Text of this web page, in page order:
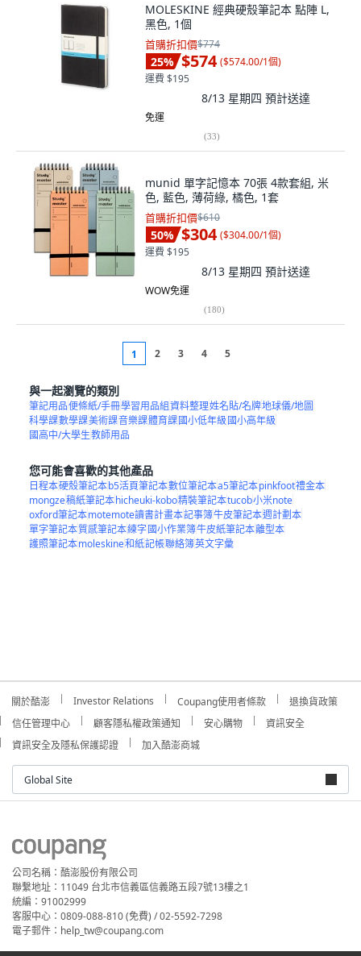
MOLESKINE 經典硬殼筆記本 點陣 L,
黑色, 1個
首購折扣價$774
25% $574 ($574.00/1個)
運費 $195
8/13 星期四 預計送達
免運
(33)
munid 單字記憶本 70張 4款套組, 米
色, 藍色, 薄荷綠, 橘色, 1套
首購折扣價$610
50% $304 ($304.00/1個)
運費 $195
8/13 星期四 預計送達
WOW免運
(180)
1 2 3 4 5
與一起瀏覽的類別
筆記用品便條紙/手冊學習用品組資料整理姓名貼/名牌地球儀/地圖
科學課數學課美術課音樂課體育課國小低年級國小高年級
國高中/大學生教師用品
您可能會喜歡的其他產品
日程本硬殼筆記本b5活頁筆記本數位筆記本a5筆記本pinkfoot禮金本
mongze稿紙筆記本hicheuki-kobo精裝筆記本tucob小米note
oxford筆記本motemote讀書計畫本記事簿牛皮筆記本週計劃本
單字筆記本質感筆記本練字國小作業簿牛皮紙筆記本離型本
護照筆記本moleskine和紙記帳聯絡簿英文字彙
關於酷澎 Investor Relations Coupang使用者條款
退換貨政策
信任管理中心
顧客隱私權政策通知 安心購物
資訊安全
資訊安全及隱私保護認證
加入酷澎商城
Global Site
公司名稱：酷澎股份有限公司
聯繫地址：11049 台北市信義區信義路五段7號13樓之1
統編：91002999
客服中心：0809-088-810 (免費) / 02-5592-7298
電子郵件：help_tw@coupang.com